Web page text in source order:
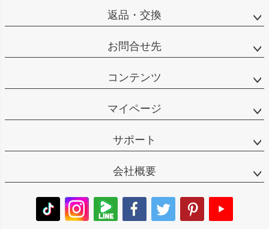
返品・交換
お問合せ先
コンテンツ
マイページ
サポート
会社概要